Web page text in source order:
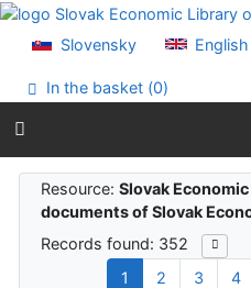
Go to content
Accessibility declaration
Slovensky English
In the basket (0)
Search results
Resource:Slovak
documents of Slovak
Records found: 352
1
2 3 4